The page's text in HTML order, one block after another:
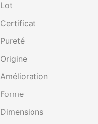
Lot
Certificat
Pureté
Origine
Amélioration
Forme
Dimensions